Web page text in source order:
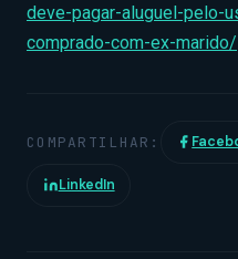
deve-pagar-aluguel-pelo-
comprado-com-ex-marido/
COMPARTILHAR:
LinkedIn